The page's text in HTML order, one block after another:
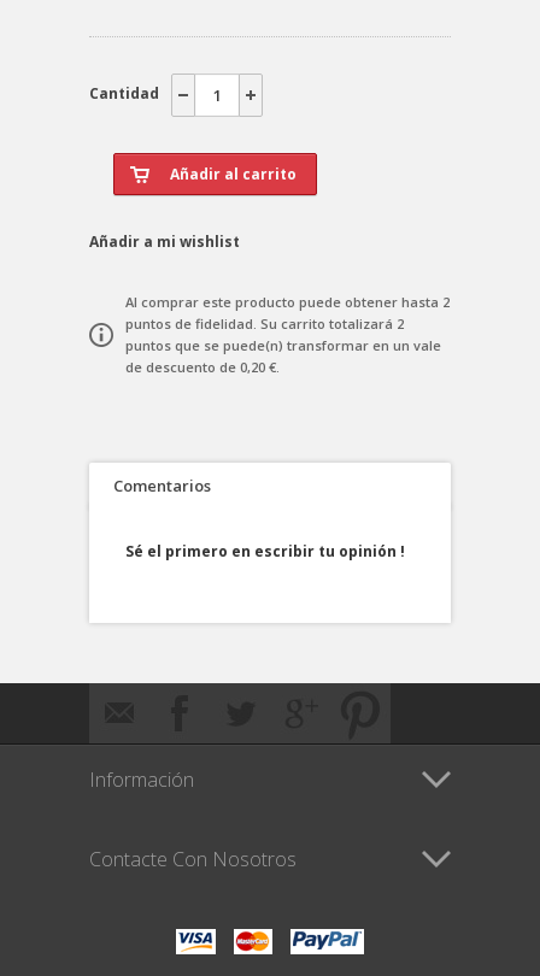
Cantidad
Añadir a mi wishlist
Al comprar este producto puede obtener hasta 2
puntos de fidelidad. Su carrito totalizará 2
puntos que se puede(n) transformar en un vale
de descuento de 0,20 €.
Comentarios
Sé el primero en escribir tu opinión !
Información
Contacte Con Nosotros